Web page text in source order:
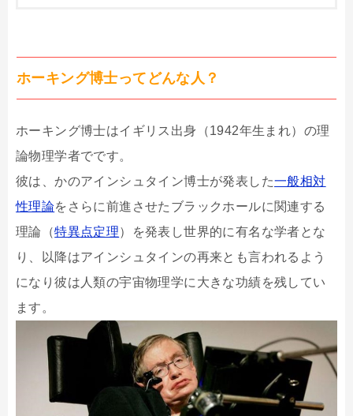
ホーキング博士ってどんな人？
ホーキング博士はイギリス出身（1942年生まれ）の理
論物理学者でです。
彼は、かのアインシュタイン博士が発表した一般相対
性理論をさらに前進させたブラックホールに関連する
理論（特異点定理）を発表し世界的に有名な学者とな
り、以降はアインシュタインの再来とも言われるよう
になり彼は人類の宇宙物理学に大きな功績を残してい
ます。